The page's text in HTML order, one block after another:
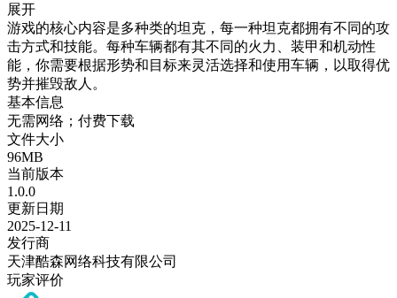
展开
游戏的核心内容是多种类的坦克，每一种坦克都拥有不同的攻
击方式和技能。每种车辆都有其不同的火力、装甲和机动性
能，你需要根据形势和目标来灵活选择和使用车辆，以取得优
势并摧毁敌人。
基本信息
无需网络；付费下载
文件大小
96MB
当前版本
1.0.0
更新日期
2025-12-11
发行商
天津酷森网络科技有限公司
玩家评价